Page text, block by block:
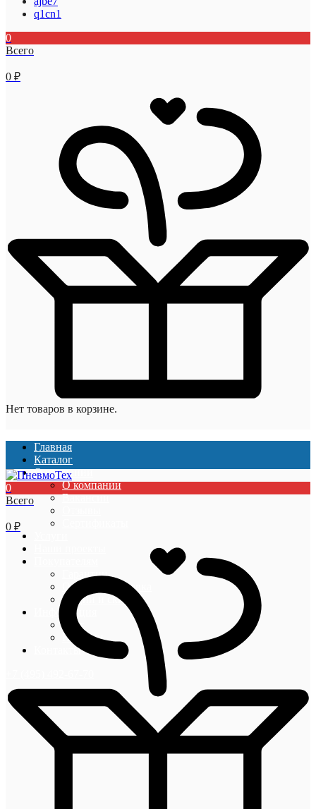
q1cn1
0
Всего
0 ₽
Нет товаров в корзине.
Главная
Каталог
О компании
О компании
Вакансии
Гарантии
Оплата и доставка
Акции и скидки
Информация
Блог
Новости
Контакты
0
Всего
0 ₽